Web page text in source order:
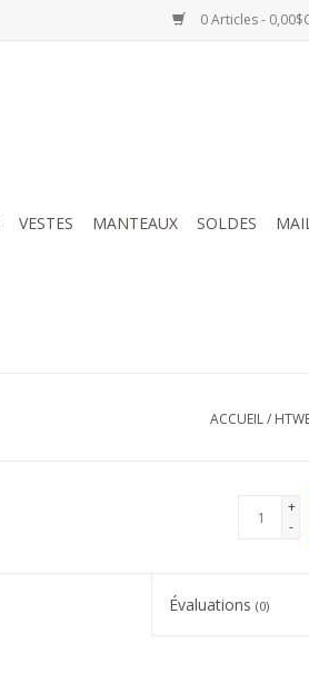
0 Articles -
VESTES MANTEAUX SOLDES
ACCUEIL/
+
-
Évaluations(0)